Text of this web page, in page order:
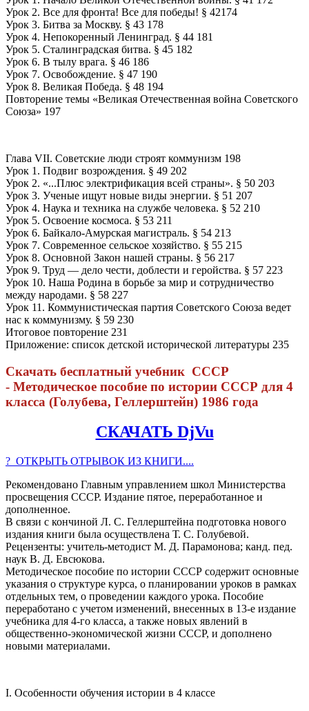
Урок 2. Все для фронта! Все для победы! § 42174
Урок 3. Битва за Москву. § 43 178
Урок 4. Непокоренный Ленинград. § 44 181
Урок 5. Сталинградская битва. § 45 182
Урок 6. В тылу врага. § 46 186
Урок 7. Освобождение. § 47 190
Урок 8. Великая Победа. § 48 194
Повторение темы «Великая Отечественная война Советского
Союза» 197
Глава VII. Советские люди строят коммунизм 198
Урок 1. Подвиг возрождения. § 49 202
Урок 2. «...Плюс электрификация всей страны». § 50 203
Урок 3. Ученые ищут новые виды энергии. § 51 207
Урок 4. Наука и техника на службе человека. § 52 210
Урок 5. Освоение космоса. § 53 211
Урок 6. Байкало-Амурская магистраль. § 54 213
Урок 7. Современное сельское хозяйство. § 55 215
Урок 8. Основной Закон нашей страны. § 56 217
Урок 9. Труд — дело чести, доблести и геройства. § 57 223
Урок 10. Наша Родина в борьбе за мир и сотрудничество
между народами. § 58 227
Урок 11. Коммунистическая партия Советского Союза ведет
нас к коммунизму. § 59 230
Итоговое повторение 231
Приложение: список детской исторической литературы 235
Скачать бесплатный учебник СССР
- Методическое пособие по истории СССР для 4
класса (Голубева, Геллерштейн) 1986 года
СКАЧАТЬ DjVu
? ОТКРЫТЬ ОТРЫВОК ИЗ КНИГИ....
Рекомендовано Главным управлением школ Министерства
просвещения СССР. Издание пятое, переработанное и
дополненное.
В связи с кончиной Л. С. Геллерштейна подготовка нового
издания книги была осуществлена Т. С. Голубевой.
Рецензенты: учитель-методист М. Д. Парамонова; канд. пед.
наук В. Д. Евсюкова.
Методическое пособие по истории СССР содержит основные
указания о структуре курса, о планировании уроков в рамках
отдельных тем, о проведении каждого урока. Пособие
переработано с учетом изменений, внесенных в 13-е издание
учебника для 4-го класса, а также новых явлений в
общественно-экономической жизни СССР, и дополнено
новыми материалами.
I. Особенности обучения истории в 4 классе